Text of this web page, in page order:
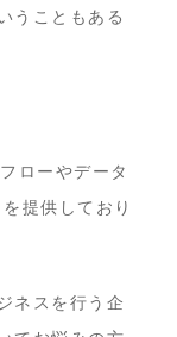
うこともある
ローやデータ
を提供しており
ネスを行う企